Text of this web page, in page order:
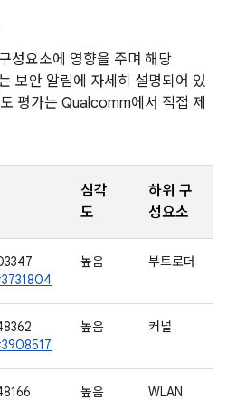
성요소에 영향을 주며 해당
보안 알림에 자세히 설명되어 있
평가는 Qualcomm에서 직접 제
심각
도
하위 구
성요소
높음 부트로더
높음 커널
높음 WLAN